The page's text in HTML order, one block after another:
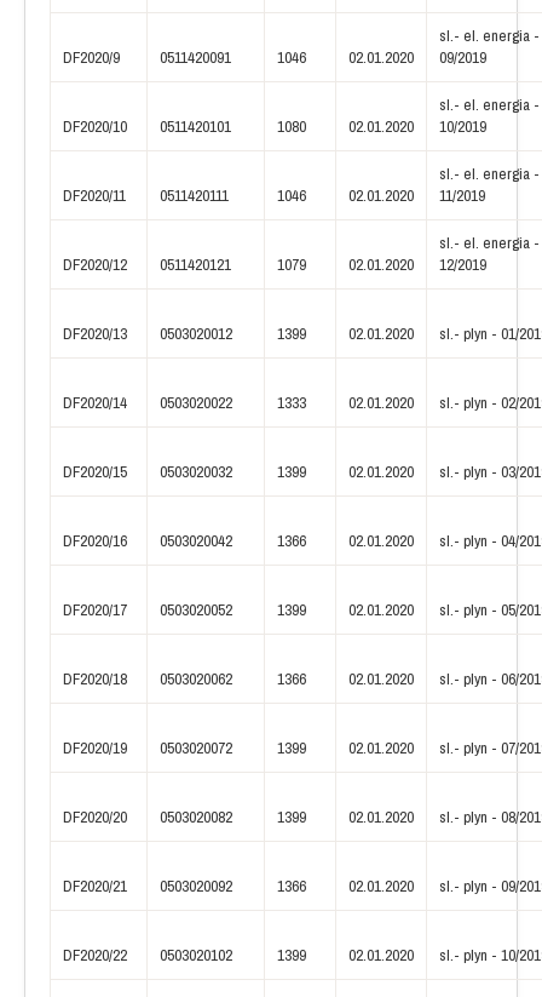
DF2020/9 0511420091 1046 02.01.2020
sl.- el. energia -
09/2019
DF2020/10 0511420101 1080 02.01.2020
sl.- el. energia -
10/2019
DF2020/11 0511420111 1046 02.01.2020
sl.- el. energia -
11/2019
DF2020/12 0511420121 1079 02.01.2020
sl.- el. energia -
12/2019
DF2020/13 0503020012 1399 02.01.2020 sl.- plyn - 01/
DF2020/14 0503020022 1333 02.01.2020 sl.- plyn - 02/
DF2020/15 0503020032 1399 02.01.2020 sl.- plyn - 03/
DF2020/16 0503020042 1366 02.01.2020 sl.- plyn - 04/
DF2020/17 0503020052 1399 02.01.2020 sl.- plyn - 05/
DF2020/18 0503020062 1366 02.01.2020 sl.- plyn - 06/
DF2020/19 0503020072 1399 02.01.2020 sl.- plyn - 07/
DF2020/20 0503020082 1399 02.01.2020 sl.- plyn - 08/
DF2020/21 0503020092 1366 02.01.2020 sl.- plyn - 09/
DF2020/22 0503020102 1399 02.01.2020 sl.- plyn - 10/